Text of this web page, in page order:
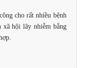
cho rất nhiều bệnh
xã hội lây nhiễm bằng